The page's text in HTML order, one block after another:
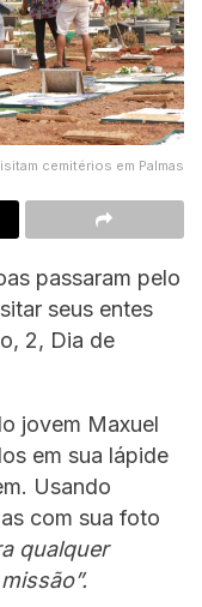
cemitérios em Palmas
passaram pelo
seus entes
2, Dia de
jovem Maxuel
em sua lápide
Usando
com sua foto
qualquer